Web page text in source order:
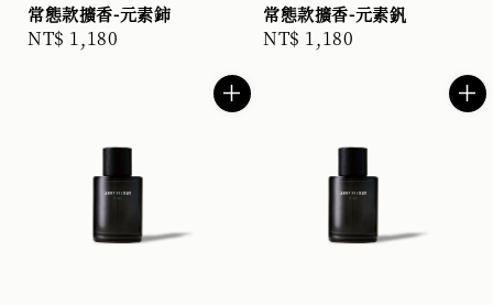
常態款擴香-元素鈰
Regular
NT$ 1,180
常態款擴香-元素釩
Regular
NT$ 1,180